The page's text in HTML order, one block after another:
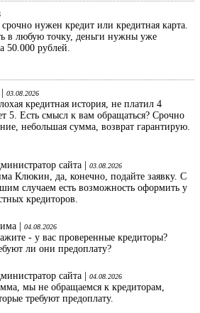
нужен кредит или кредитная карта.
в любую точку, деньги нужны уже
50.000 рублей.
03.08.2026
кредитная история, не платил 4
5. Есть смысл к вам обращаться? Срочно
небольшая сумма, возврат гарантирую.
сайта |
03.08.2026
Клюкин, да, конечно, подайте заявку. С
случаем есть возможность оформить у
кредиторов.
| 04.08.2026
- у вас проверенные кредиторы?
ли они предоплату?
сайта | 04.08.2026
мы не обращаемся к кредиторам,
требуют предоплату.